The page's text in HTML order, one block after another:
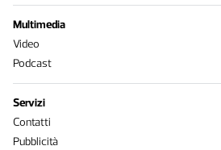
Multimedia
Video
Podcast
Servizi
Contatti
Pubblicità